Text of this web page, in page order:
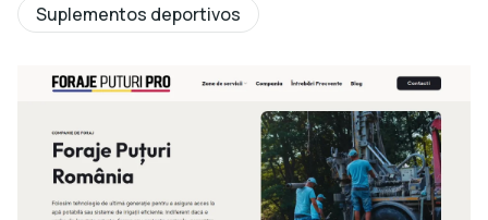
Suplementos deportivos